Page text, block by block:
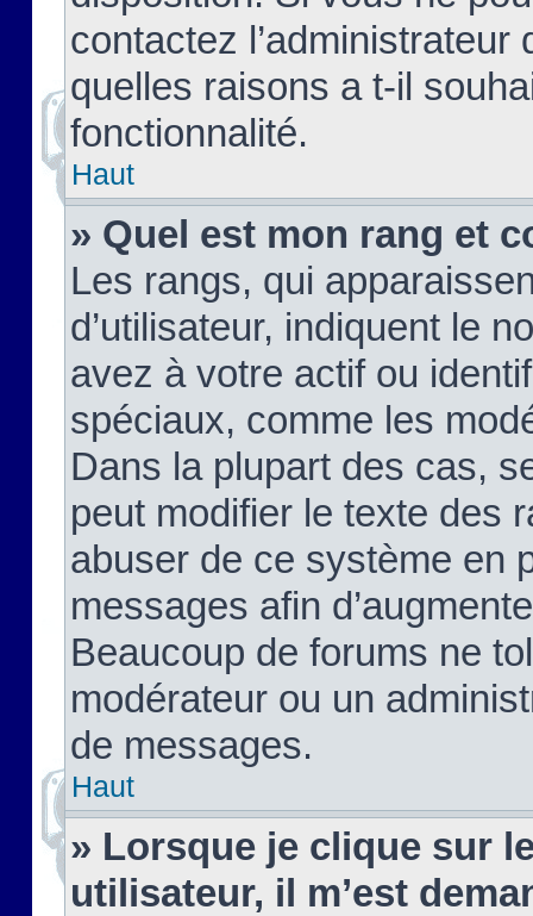
contactez
quelles raisons a t-il
fonctionnalité.
Haut
» Quel est mon rang et
Les rangs, qui
d’utilisateur, indiquent le
avez à votre actif ou
spéciaux, comme les
Dans la plupart des cas,
peut modifier le texte des
abuser de ce système en
messages afin
Beaucoup de forums ne
modérateur ou un
de messages.
Haut
» Lorsque je clique sur
utilisateur, il m’est